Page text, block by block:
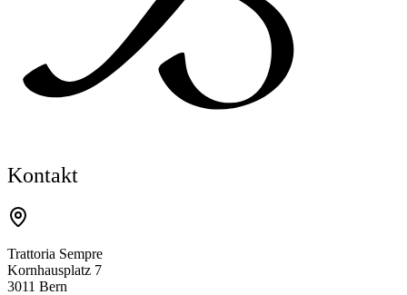
Kontakt
Trattoria Sempre
Kornhausplatz 7
3011 Bern